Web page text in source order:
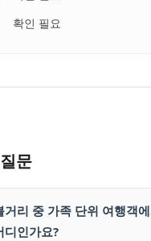
확인 필요
문
거리 중 가족 단위 여행객
디인가요?